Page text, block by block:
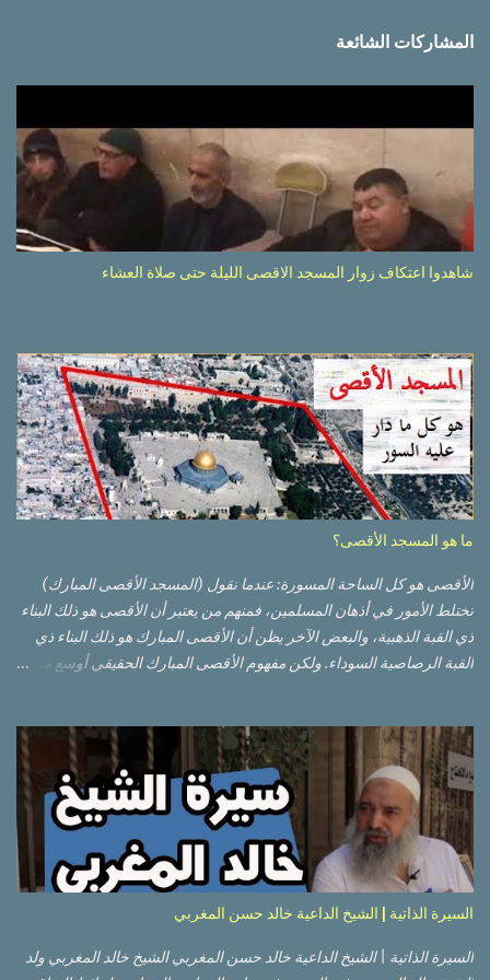
المشاركات الشائعة
شاهدوا اعتكاف زوار المسجد الاقصى الليلة حتى صلاة العشاء
ما هو المسجد الأقصى؟
الأقصى هو كل الساحة المسورة: عندما نقول (المسجد الأقصى المبارك)
تختلط الأمور في أذهان المسلمين، فمنهم من يعتبر أن الأقصى هو ذلك البناء
ذي القبة الذهبية، والبعض الآخر يظن أن الأقصى المبارك هو ذلك البناء ذي
القبة الرصاصية السوداء. ولكن مفهوم الأقصى المبارك الحقيقي أوسع من
تلة في الزاوية الجنوبية الشرقية من مدينة القدس القديمة المسورة (البلدة
القديمة) والتي تقع في شرقي القدس فيالضفة الغربية. والمسجد الأقصى له
سور أيضاً وهو على شكل مضلع غير منتظم مساحته حوالي 144 دونم (144
كم متر مربع). المسجد الأقصى على تلة حارات البلدة القديمة – القدس
العتيقة كما هي اليوم يشمل المسجد الأقصى: قبة الصخرة المشرفة، (ذات
القبة الذهبية) والموجودة في موقع القلب بالنسبة للمسجد الأقصى
(ويستخدم الآن كمصلى للنساء يوم الجمعة). المصلى القِبلِي (المسجد
الجنوبي أو مبنى المسجد الأقصى)، ذي القبة الرصاصية السوداء، والواقع أ...
السيرة الذاتية | الشيخ الداعية خالد حسن المغربي
السيرة الذاتية | الشيخ الداعية خالد حسن المغربي الشيخ خالد المغربي ولد